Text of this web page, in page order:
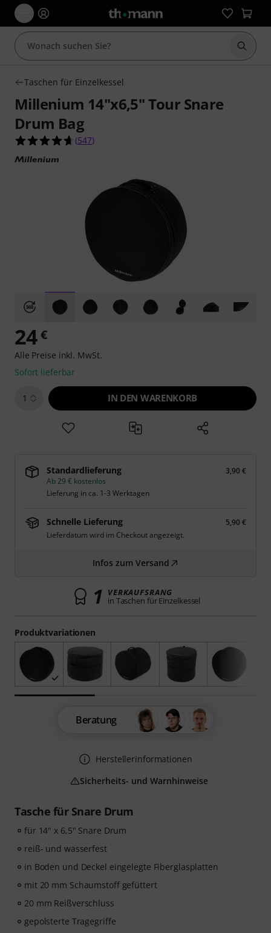
Suche
Taschen für Einzelkessel
Millenium 14"x6,5" Tour Snare
Drum Bag
4.7 von 5 Sternen aus 547 Kundenbewertungen
(547)
Tasche für Snare Drum
für 14" x 6,5" Snare Drum
reiß- und wasserfest
in Boden und Deckel eingelegte Fiberglasplatten
mit 20 mm Schaumstoff gefüttert
20 mm Reißverschluss
gepolsterte Tragegriffe
Produktvariationen
24€
Alle Preise inkl. MwSt.
Sofort lieferbar
1 IN DEN WARENKORB
Standardlieferung
3,90 €
Ab 29 € kostenlos
Lieferung in ca. 1-3 Werktagen
Schnelle Lieferung
5,90 €
Lieferdatum wird im Checkout angezeigt.
Infos zum Versand
1 VERKAUFSRANG
in Taschen für Einzelkessel
Beratung
Herstellerinformationen
Sicherheits- und Warnhinweise